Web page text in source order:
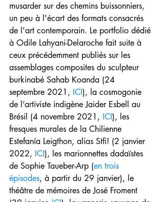
musarder sur des chemins buissonniers,
un peu à l'écart des formats consacrés
de l'art contemporain. Le portfolio dédié
à Odile Lahyani-Delaroche fait suite à
ceux précédemment publiés sur les
assemblages composites du sculpteur
burkinabé Sahab Koanda (24
septembre 2021, ICI), la cosmogonie
de l’artiviste indigène Jaider Esbell au
Brésil (4 novembre 2021, ICI), les
fresques murales de la Chilienne
Estefanía Leigthon, alias Stfi! (2 janvier
2022, ICI), les marionnettes dadaïstes
de Sophie Taueber-Arp (en trois
épisodes, à partir du 29 janvier), le
théâtre de mémoires de José Froment